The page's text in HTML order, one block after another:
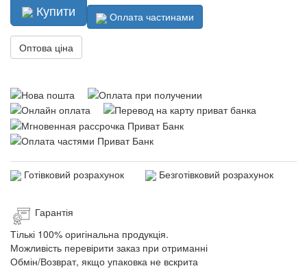
Купити Оплата частинами
Оптова ціна
Готівковий розрахунок Безготівковий розрахунок
Гарантія
Тількі 100% оригінальна продукція.
Можливість перевірити заказ при отриманні
Обмін/Возврат, якщо упаковка не вскрита